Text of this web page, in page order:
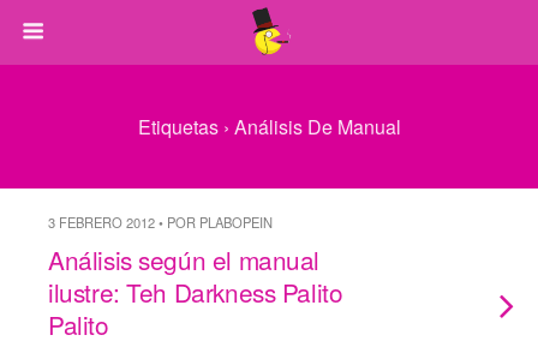
Etiquetas › Análisis De Manual
3 FEBRERO 2012 • POR PLABOPEIN
Análisis según el manual
ilustre: Teh Darkness Palito
Palito